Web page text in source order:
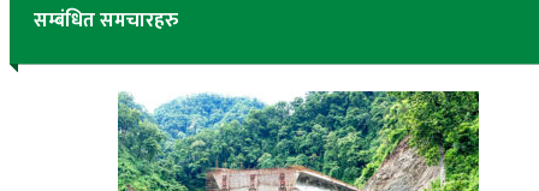
सम्बंधित समचारहरु